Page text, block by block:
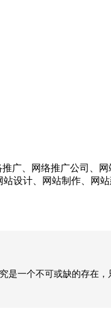
、网络推广公司、网
设计、网站制作、网
是一个不可或缺的存在